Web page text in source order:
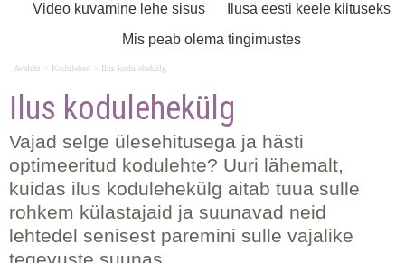
professionaalselt kujundatud. Andmebaasid,
tehniline lahendus ja mugav
sisuhaldussüsteem valmivad soodsalt ja
lehti, mis müüvad hästi. Lisaks on meie
peamisteks teenusteks otsingumootorite
optimeerimine ja internetiturunduse projektid.
Pole kahtlust, et ilus kodulehekülg on
efektiivne digitaalne visiitkaart internetis.
Video kuvamine lehe sisus
Ilusa eesti keele kiituseks
Mis peab olema tingimustes
Avaleht > Kodulehed > Ilus kodulehekülg
Ilus kodulehekülg
Vajad selge ülesehitusega ja hästi
optimeeritud kodulehte? Uuri lähemalt,
kuidas ilus kodulehekülg aitab tuua sulle
rohkem külastajaid ja suunavad neid
lehtedel senisest paremini sulle vajalike